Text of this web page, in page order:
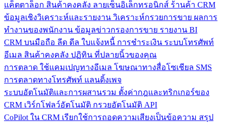
แค็ตตาล็อก สินค้าคงคลัง ลายเซ็นอิเล็กทรอนิกส์ ร้านค้า CRM
ข้อมูลเชิงวิเคราะห์และรายงาน วิเคราะห์กรวยการขาย ผลการ
ทำงานของพนักงาน ข้อมูลข่าวกรองการขาย รายงาน BI
CRM บนมือถือ ลีด ดีล ใบแจ้งหนี้ การชำระเงิน ระบบโทรศัพท์
อีเมล สินค้าคงคลัง ปฏิทิน ที่ปลายนิ้วของคุณ
การตลาด ใช้แคมเปญทางอีเมล โฆษณาทางสื่อโซเชียล SMS
การตลาดทางโทรศัพท์ แลนดิ้งเพจ
ระบบอัตโนมัติและการผสานรวม ตั้งค่ากฎและทริกเกอร์ของ
CRM เวิร์กโฟลว์อัตโนมัติ กรวยอัตโนมัติ API
CoPilot ใน CRM เรียกใช้การถอดความเสียงเป็นข้อความ สรุป